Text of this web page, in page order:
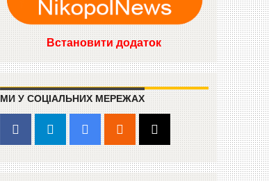
Встановити додаток
МИ У СОЦІАЛЬНИХ МЕРЕЖАХ